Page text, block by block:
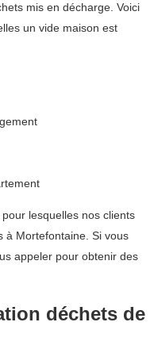
mis en décharge. Voici
un vide maison est
lesquelles nos clients
à Mortefontaine. Si vous
appeler pour obtenir des
déchets de